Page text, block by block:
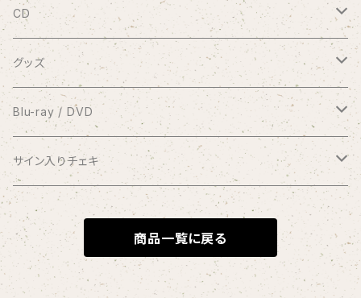
9/20 10周年記念コンサート渋谷プレジャープレジャー
有料配信ライブ
1coin配信 クラブ美緒
過去の録画ライブ視聴チケット
1/8 弦カルテットコンサート at 横浜mint hall
CD
シングル
おやすみなさい
花束をあなたに
Piano Letter
ミニアルバム
アナスタシア
明日が聴こえる
selene
フルアルバム
Meditation
写真集つきシングル
アナスタシア（初期ver.）
コンピレーションアルバム
グッズ
ブロマイド
10周年メモリアルフォトブック
クリアファイル
缶バッジ
Blu-ray / DVD
2017.7.2 渋谷プレジャープレジャー
Blu-ray
Blu-ray＆DVDセット
2020.9.20 andante〜your songs〜
Blu-ray
2021.1.11 渋谷プレジャープレジャー
サイン入りチェキ
おうちde MIO LIVE
闇チェキ
商品一覧に戻る